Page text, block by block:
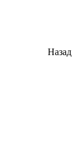
Назад